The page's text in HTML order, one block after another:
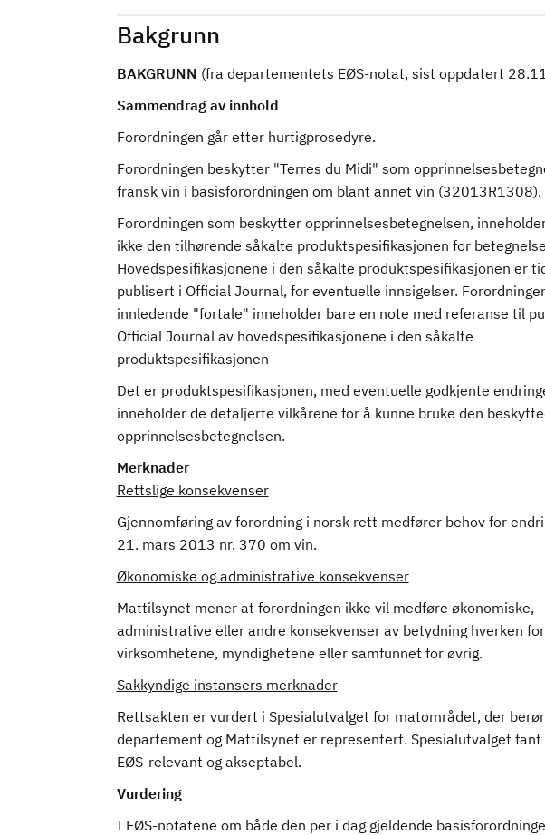
Bakgrunn
BAKGRUNN (fra departementets EØS-notat, sist oppdatert
Sammendrag av innhold
Forordningen går etter hurtigprosedyre.
Forordningen beskytter "Terres du Midi" som
fransk vin i basisforordningen om blant annet vin (32013R1308).
Forordningen som beskytter opprinnelsesbetegnelsen,
ikke den tilhørende såkalte produktspesifikasjonen for
Hovedspesifikasjonene i den såkalte produktspesifikasjonen er
publisert i Official Journal, for eventuelle innsigelser.
innledende "fortale" inneholder bare en note med referanse til
Official Journal av hovedspesifikasjonene i den såkalte
produktspesifikasjonen
Det er produktspesifikasjonen, med eventuelle godkjente
inneholder de detaljerte vilkårene for å kunne bruke den
opprinnelsesbetegnelsen.
Merknader
Rettslige konsekvenser
Gjennomføring av forordning i norsk rett medfører behov for
21. mars 2013 nr. 370 om vin.
Økonomiske og administrative konsekvenser
Mattilsynet mener at forordningen ikke vil medføre økonomiske,
administrative eller andre konsekvenser av betydning hverken for
virksomhetene, myndighetene eller samfunnet for øvrig.
Sakkyndige instansers merknader
Rettsakten er vurdert i Spesialutvalget for matområdet, der
departement og Mattilsynet er representert. Spesialutvalget
EØS-relevant og akseptabel.
Vurdering
I EØS-notatene om både den per i dag gjeldende